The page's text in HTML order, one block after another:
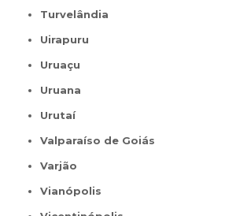
Turvelândia
Uirapuru
Uruaçu
Uruana
Urutaí
Valparaíso de Goiás
Varjão
Vianópolis